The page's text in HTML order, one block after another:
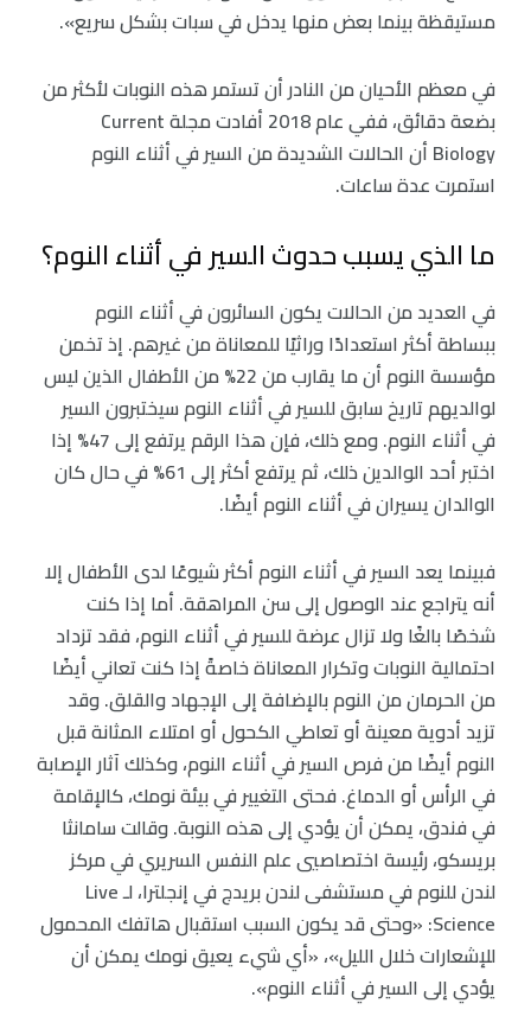
مستيقظة بينما بعض منها يدخل في سبات بشكل سريع».
في معظم الأحيان من النادر أن تستمر هذه النوبات لأكثر من
بضعة دقائق، ففي عام 2018 أفادت مجلة Current
Biology أن الحالات الشديدة من السير في أثناء النوم
استمرت عدة ساعات.
ما الذي يسبب حدوث السير في أثناء النوم؟
في العديد من الحالات يكون السائرون في أثناء النوم
ببساطة أكثر استعدادًا وراثيًا للمعاناة من غيرهم. إذ تخمن
مؤسسة النوم أن ما يقارب من 22% من الأطفال الذين ليس
لوالديهم تاريخ سابق للسير في أثناء النوم سيختبرون السير
في أثناء النوم. ومع ذلك، فإن هذا الرقم يرتفع إلى 47% إذا
اختبر أحد الوالدين ذلك، ثم يرتفع أكثر إلى 61% في حال كان
الوالدان يسيران في أثناء النوم أيضًا.
فبينما يعد السير في أثناء النوم أكثر شيوعًا لدى الأطفال إلا
أنه يتراجع عند الوصول إلى سن المراهقة. أما إذا كنت
شخصًا بالغًا ولا تزال عرضة للسير في أثناء النوم، فقد تزداد
احتمالية النوبات وتكرار المعاناة خاصةً إذا كنت تعاني أيضًا
من الحرمان من النوم بالإضافة إلى الإجهاد والقلق. وقد
تزيد أدوية معينة أو تعاطي الكحول أو امتلاء المثانة قبل
النوم أيضًا من فرص السير في أثناء النوم، وكذلك آثار الإصابة
في الرأس أو الدماغ. فحتى التغيير في بيئة نومك، كالإقامة
في فندق، يمكن أن يؤدي إلى هذه النوبة. وقالت سامانثا
بريسكو، رئيسة اختصاصيي علم النفس السريري في مركز
لندن للنوم في مستشفى لندن بريدج في إنجلترا، لـ Live
Science: «وحتى قد يكون السبب استقبال هاتفك المحمول
للإشعارات خلال الليل»، «أي شيء يعيق نومك يمكن أن
يؤدي إلى السير في أثناء النوم».